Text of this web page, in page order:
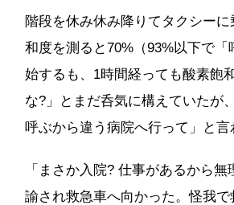
階段を休み休み降りてタクシー
和度を測ると70%（93%以下で
始するも、1時間経っても酸素飽
な?」とまだ呑気に構えていたが
呼ぶから違う病院へ行って」と言
「まさか入院? 仕事があるから
諭され救急車へ向かった。怪我